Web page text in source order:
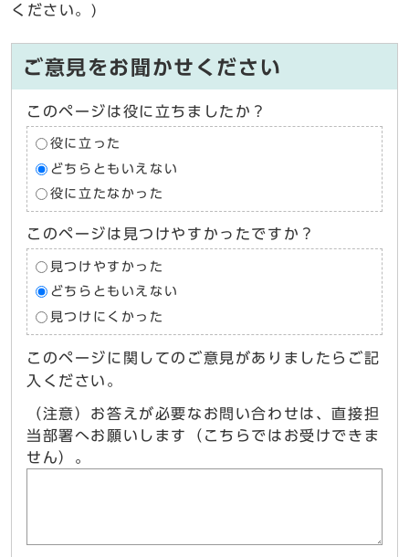
ください。)
ご意見をお聞かせください
このページは役に立ちましたか？
役に立った
どちらともいえない
役に立たなかった
このページは見つけやすかったですか？
見つけやすかった
どちらともいえない
見つけにくかった
このページに関してのご意見がありましたらご記
入ください。
（注意）お答えが必要なお問い合わせは、直接担
当部署へお願いします（こちらではお受けできま
せん）。